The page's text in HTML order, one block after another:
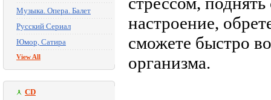
Музыка. Опера. Балет
Русский Сериал
Юмор, Сатира
View All
CD
настроение,
сможете быстро
организма.